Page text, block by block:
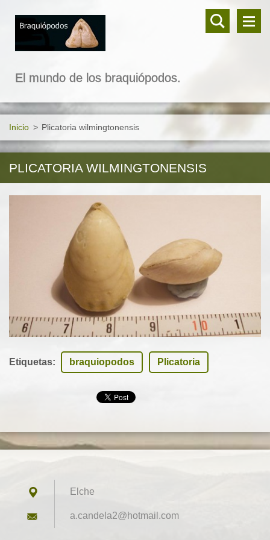
El mundo de los braquiópodos.
Inicio > Plicatoria wilmingtonensis
PLICATORIA WILMINGTONENSIS
Etiquetas: braquiopodos Plicatoria
Elche
a.candel a2@hotmail.com